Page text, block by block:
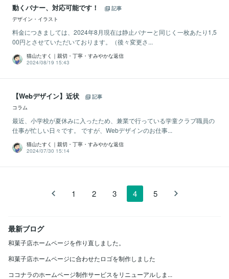
動くバナー、対応可能です！
記事
デザイン・イラスト
料金につきましては、2024年8月現在は静止バナーと同じく一枚あたり1,5
00円とさせていただいております。（後々変更さ...
猫山たすく｜親切・丁寧・すみやかな返信
2024/08/19 15:43
【Webデザイン】近状
記事
コラム
最近、小学校が夏休みに入ったため、兼業で行っている学童クラブ職員の
仕事が忙しい日々です。 ですが、Webデザインのお仕事...
猫山たすく｜親切・丁寧・すみやかな返信
2024/07/30 15:14
1 2 3 4 5
最新ブログ
和菓子店ホームページを作り直しました。
和菓子店ホームページに合わせたロゴを制作しました
ココナラのホームページ制作サービスをリニューアルしま...